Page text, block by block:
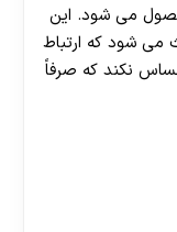
می‌ شود. این
می‌ شود که ارتباط
نکند که صرفاً